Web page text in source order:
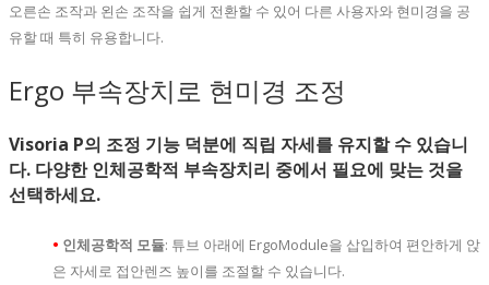
오른손 조작과 왼손 조작을 쉽게 전환할 수 있어 다른 사용자와 현미경을 공
유할 때 특히 유용합니다.
Ergo 부속장치로 현미경 조정
Visoria P의 조정 기능 덕분에 직립 자세를 유지할 수 있습니
다. 다양한 인체공학적 부속장치리 중에서 필요에 맞는 것을
선택하세요.
• 인체공학적 모듈: 튜브 아래에 ErgoModule을 삽입하여 편안하게 앉
은 자세로 접안렌즈 높이를 조절할 수 있습니다.